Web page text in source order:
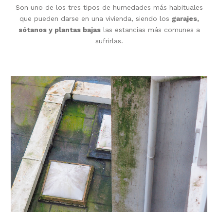
Son uno de los tres tipos de humedades más habituales
que pueden darse en una vivienda, siendo los garajes,
sótanos y plantas bajaslas estancias más comunes a
sufrirlas.